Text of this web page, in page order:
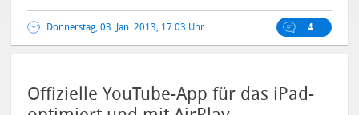
Donnerstag, 03. Jan. 2013, 17:03 Uhr 4
Offizielle YouTube-App für das iPad-